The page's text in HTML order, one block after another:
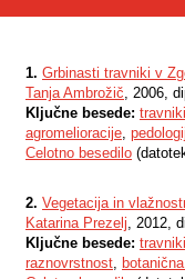
1. Grbinasti travniki v
Tanja Ambrožič, 2006,
Ključne besede: travniki
agromelioracije,
Celotno besedilo
2. Vegetacija in
Katarina Prezelj, 2012,
Ključne besede: travniki
raznovrstnost,